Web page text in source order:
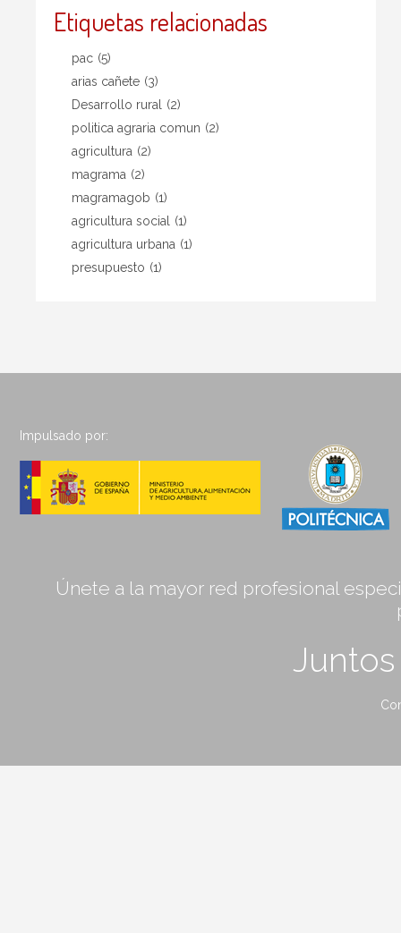
Etiquetas relacionadas
pac (5)
arias cañete (3)
Desarrollo rural
(2)
politica agraria comun (2)
agricultura (2)
magrama (2)
magramagob (1)
agricultura social
(1)
agricultura urbana (1)
presupuesto (1)
Impulsado por:
Únete a la mayor red profesional